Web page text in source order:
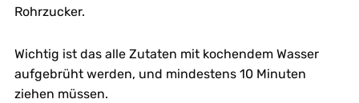
Rohrzucker.
Wichtig ist das alle Zutaten mit kochendem Wasser
aufgebrüht werden, und mindestens 10 Minuten
ziehen müssen.